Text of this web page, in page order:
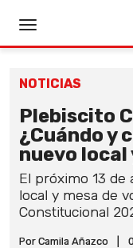
NOTICIAS
Plebiscito
¿Cuándo y
nuevo local
El próximo 13 de
local y mesa de
Constitucional
Por Camila Añazco